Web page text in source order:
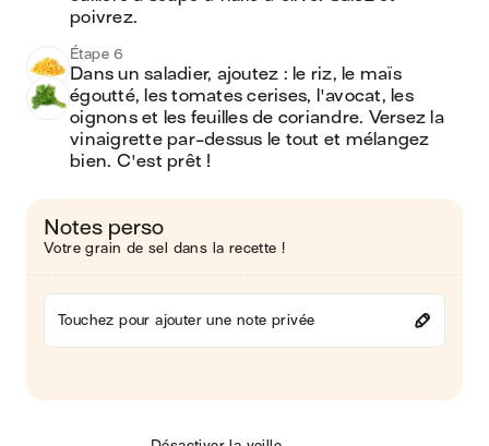
poivrez.
Étape 6
Dans un saladier, ajoutez : le riz, le maïs
égoutté, les tomates cerises, l'avocat, les
oignons et les feuilles de coriandre. Versez la
vinaigrette par-dessus le tout et mélangez
bien. C'est prêt !
Notes perso
Votre grain de sel dans la recette !
Touchez pour ajouter une note privée